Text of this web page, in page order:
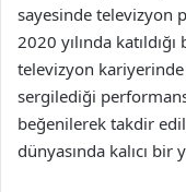
sayesinde televizyon
2020 yılında
televizyon
sergilediği
beğenilerek takdir
dünyasında kalıcı bir